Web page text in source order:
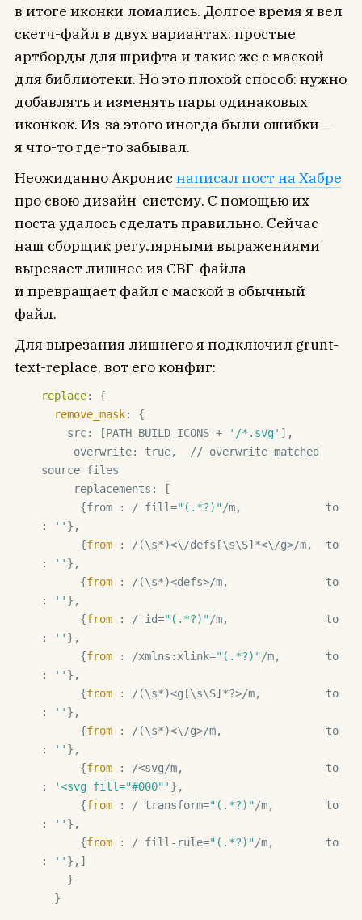
в итоге иконки ломались. Долгое время я вел
скетч-файл в двух вариантах: простые
артборды для шрифта и такие же с маской
для библиотеки. Но это плохой способ: нужно
добавлять и изменять пары одинаковых
иконкок. Из-за этого иногда были ошибки —
я что-то где-то забывал.
Неожиданно Акронис написал пост на Хабре
про свою дизайн-систему. С помощью их
поста удалось сделать правильно. Сейчас
наш сборщик регулярными выражениями
вырезает лишнее из СВГ-файла
и превращает файл с маской в обычный
файл.
Для вырезания лишнего я подключил grunt-
text-replace, вот его конфиг:
replace: {
remove_mask: {
    src: [PATH_BUILD_ICONS +
'/*.svg' ],
source files
      {from : / fill=
"(.*?)"/m,             to
:
'' },
      {
from
: /(\s*)<\/defs[\s\S]*<\/g>/m,  to
:
'' },
      {
from
: /(\s*)<defs>/m,               to
:
'' },
      {
from : / id="(.*?)"/m,               to
:
'' },
      {
from : /xmlns:xlink="(.*?)"/m,       to
:
'' },
      {
from
: /(\s*)<g[\s\S]*?>/m,          to
:
'' },
      {
from
: /(\s*)<\/g>/m,                to
:
'' },
      {
from
: /<svg/m,                      to
:
'<svg fill="#000"' },
      {
from : / transform="(.*?)"/m,        to
:
'' },
      {
from : / fill-rule="(.*?)"/m,        to
:
'' },]
  }